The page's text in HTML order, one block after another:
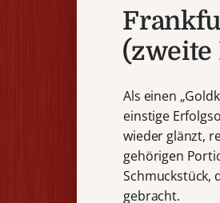
(zweite
Als einen
einstige
wieder glänzt,
gehörigen
Schmuckstück,
gebracht.